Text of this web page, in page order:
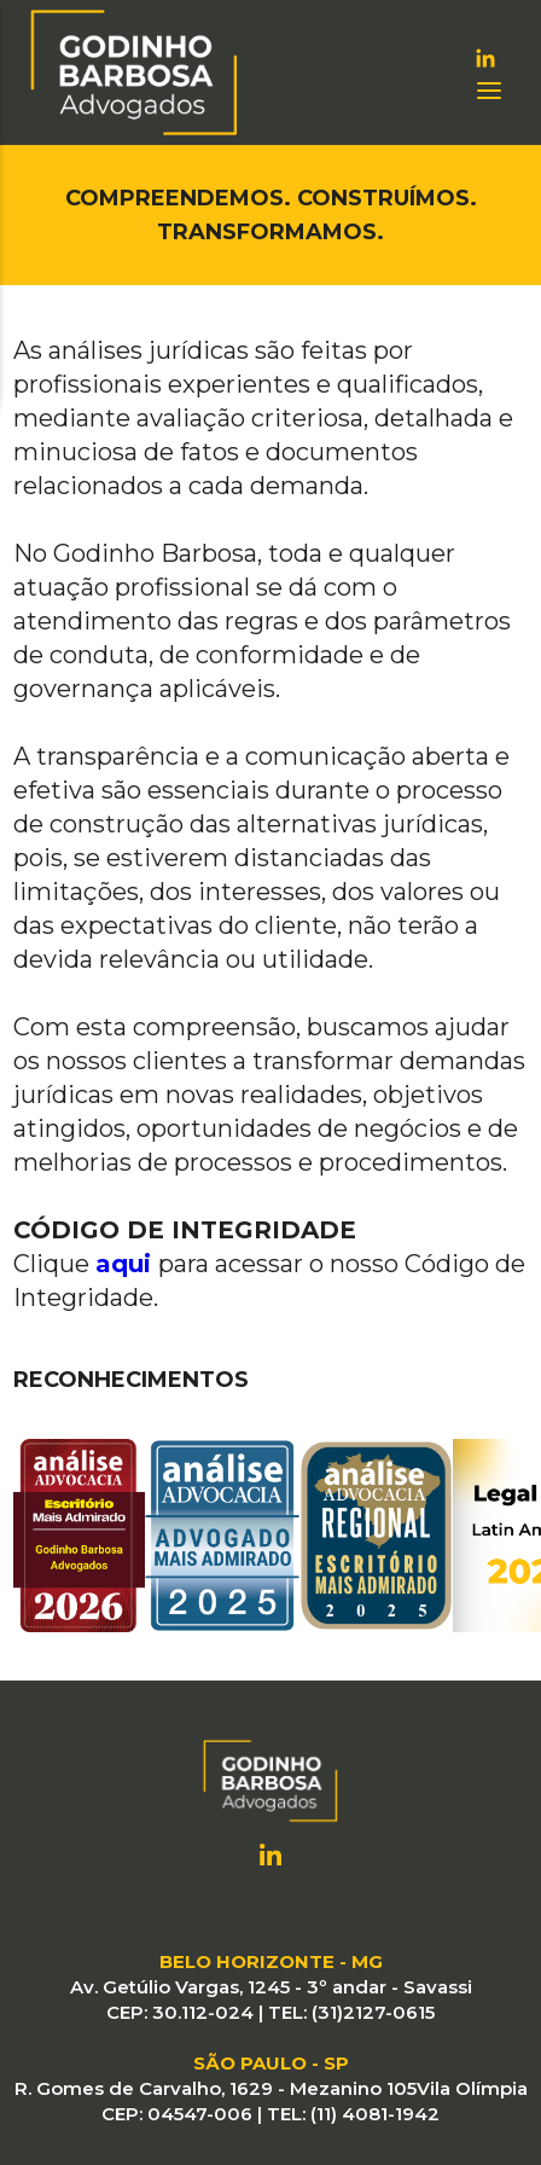
COMPREENDEMOS. CONSTRUÍMOS.
TRANSFORMAMOS.
As análises jurídicas são feitas por
profissionais experientes e qualificados,
mediante avaliação criteriosa, detalhada e
minuciosa de fatos e documentos
relacionados a cada demanda.
No Godinho Barbosa, toda e qualquer
atuação profissional se dá com o
atendimento das regras e dos parâmetros
de conduta, de conformidade e de
governança aplicáveis.
A transparência e a comunicação aberta e
efetiva são essenciais durante o processo
de construção das alternativas jurídicas,
pois, se estiverem distanciadas das
limitações, dos interesses, dos valores ou
das expectativas do cliente, não terão a
devida relevância ou utilidade.
Com esta compreensão, buscamos ajudar
os nossos clientes a transformar demandas
jurídicas em novas realidades, objetivos
atingidos, oportunidades de negócios e de
melhorias de processos e procedimentos.
CÓDIGO DE INTEGRIDADE
Clique aqui para acessar o nosso Código de
Integridade.
RECONHECIMENTOS
BELO HORIZONTE - MG
Av. Getúlio Vargas, 1245 - 3º andar - Savassi
CEP: 30.112-024 | TEL: (31)2127-0615
SÃO PAULO - SP
R. Gomes de Carvalho, 1629 - Mezanino 105ㅤㅤㅤㅤVila Olímpia
CEP: 04547-006 | TEL: (11) 4081-1942